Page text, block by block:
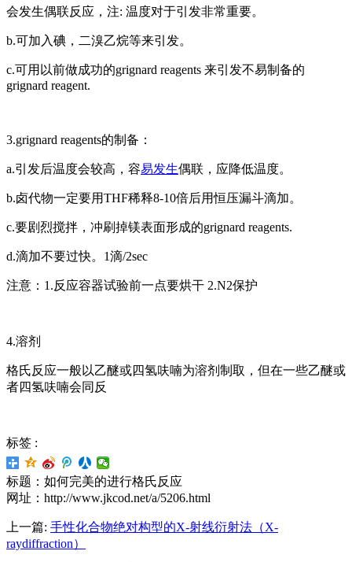
会发生偶联反应，注: 温度对于引发非常重要。
b.可加入碘，二溴乙烷等来引发。
c.可用以前做成功的grignard reagents 来引发不易制备的
grignard reagent.
3.grignard reagents的制备：
a.引发后温度会较高，容易发生偶联，应降低温度。
b.卤代物一定要用THF稀释8-10倍后用恒压漏斗滴加。
c.要剧烈搅拌，冲刷掉镁表面形成的grignard reagents.
d.滴加不要过快。1滴/2sec
注意：1.反应容器试验前一点要烘干 2.N2保护
4.溶剂
格氏反应一般以乙醚或四氢呋喃为溶剂制取，但在一些乙醚或
者四氢呋喃会同反
标签 :
标题：如何完美的进行格氏反应
网址：http://www.jkcod.net/a/5206.html
上一篇: 手性化合物绝对构型的X-射线衍射法（X-
raydiffraction）